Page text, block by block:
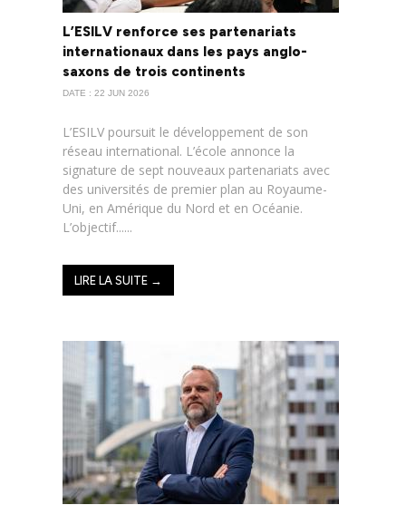
L’ESILV renforce ses partenariats
internationaux dans les pays anglo-
saxons de trois continents
DATE : 22 JUN 2026
L’ESILV poursuit le développement de son
réseau international. L’école annonce la
signature de sept nouveaux partenariats avec
des universités de premier plan au Royaume-
Uni, en Amérique du Nord et en Océanie.
L’objectif......
LIRE LA SUITE →